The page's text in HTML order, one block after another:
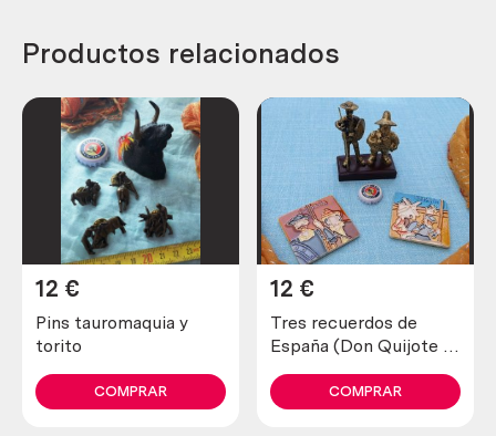
Productos relacionados
Pins tauromaquia y
torito
12 €
COMPRAR
Tres recuerdos de
España (Don Quijote e
12 €
COMPRAR